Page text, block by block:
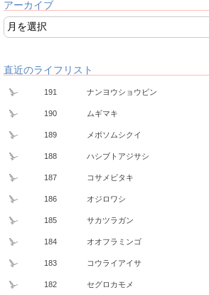
アーカイブ
直近のライフリスト
191 ナンヨウショウビン
190 ムギマキ
189 メボソムシクイ
188 ハシブトアジサシ
187 コサメビタキ
186 オジロワシ
185 サカツラガン
184 オオフラミンゴ
183 コウライアイサ
182 セグロカモメ